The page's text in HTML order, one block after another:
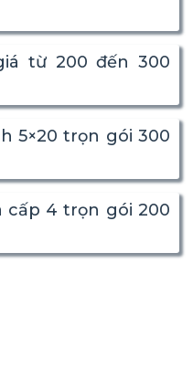
từ 200 đến 300
5×20 trọn gói 300
cấp 4 trọn gói 200